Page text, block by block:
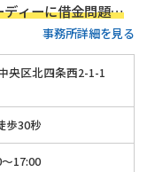
ィーに借金問題を
払いへの対応も可能
時間外対応も可能。
す。札幌エリアで借
任せ下さい。
事務所詳細を見る
央区北四条西2-1-1
歩30秒
17:00